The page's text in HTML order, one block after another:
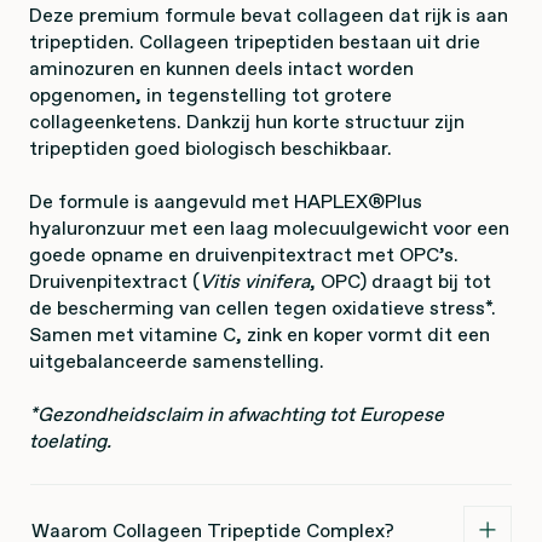
Deze premium formule bevat collageen dat rijk is aan
tripeptiden. Collageen tripeptiden bestaan uit drie
aminozuren en kunnen deels intact worden
opgenomen, in tegenstelling tot grotere
collageenketens. Dankzij hun korte structuur zijn
tripeptiden goed biologisch beschikbaar.
De formule is aangevuld met HAPLEX®Plus
hyaluronzuur met een laag molecuulgewicht voor een
goede opname en druivenpitextract met OPC’s.
Druivenpitextract (Vitis vinifera, OPC) draagt bij tot
de bescherming van cellen tegen oxidatieve stress*.
Samen met vitamine C, zink en koper vormt dit een
uitgebalanceerde samenstelling.
*Gezondheidsclaim in afwachting tot Europese
toelating.
Waarom Collageen Tripeptide Complex?